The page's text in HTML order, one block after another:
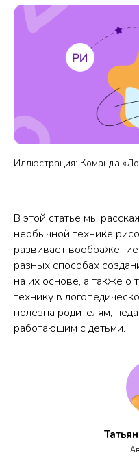
Иллюстрация: Команда
В этой статье мы
необычной технике
развивает
разных способах
на их основе, а также о
технику в
полезна родителям,
работающим с детьми.